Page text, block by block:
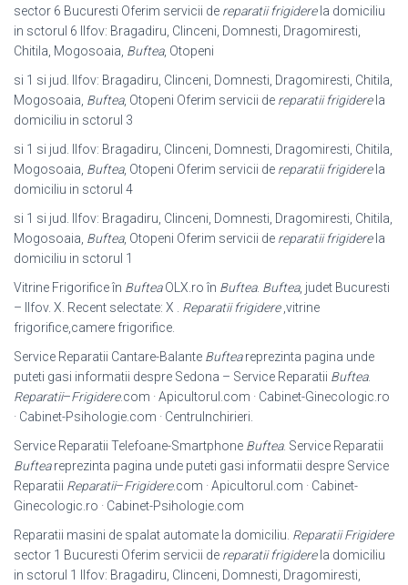
sector 6 Bucuresti Oferim servicii de reparatii frigiderela domiciliu
in sctorul 6 Ilfov: Bragadiru, Clinceni, Domnesti, Dragomiresti,
Chitila, Mogosoaia, Buftea, Otopeni
si 1 si jud. Ilfov: Bragadiru, Clinceni, Domnesti, Dragomiresti, Chitila,
Mogosoaia, Buftea, Otopeni Oferim servicii de reparatii frigiderela
domiciliu in sctorul 3
si 1 si jud. Ilfov: Bragadiru, Clinceni, Domnesti, Dragomiresti, Chitila,
Mogosoaia, Buftea, Otopeni Oferim servicii de reparatii frigiderela
domiciliu in sctorul 4
si 1 si jud. Ilfov: Bragadiru, Clinceni, Domnesti, Dragomiresti, Chitila,
Mogosoaia, Buftea, Otopeni Oferim servicii de reparatii frigiderela
domiciliu in sctorul 1
Vitrine Frigorifice în BufteaOLX.ro în Buftea. Buftea, judet Bucuresti
– Ilfov. X. Recent selectate: X . Reparatii frigidere,vitrine
frigorifice,camere frigorifice.
Service Reparatii Cantare-Balante Bufteareprezinta pagina unde
puteti gasi informatii despre Sedona – Service Reparatii Buftea.
Reparatii–Frigidere.com · Apicultorul.com · Cabinet-Ginecologic.ro
· Cabinet-Psihologie.com · CentruInchirieri.
Service Reparatii Telefoane-Smartphone Buftea. Service Reparatii
Bufteareprezinta pagina unde puteti gasi informatii despre Service
Reparatii Reparatii–Frigidere.com · Apicultorul.com · Cabinet-
Ginecologic.ro · Cabinet-Psihologie.com
Reparatii masini de spalat automate la domiciliu. Reparatii Frigidere
sector 1 Bucuresti Oferim servicii de reparatii frigiderela domiciliu
in sctorul 1 Ilfov: Bragadiru, Clinceni, Domnesti, Dragomiresti,